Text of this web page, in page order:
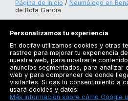
Página de inicio Neumólogo en
de Rota Garcia
Registrarse
Docfav
Personalizamos tu experiencia
En docfav utilizamos cookies y otras
rastreo para mejorar tu experiencia
nuestra web, para mostrarte
anuncios segmentados, para analizar
web y para comprender de donde
visitantes. Si das tu consentimiento a
usará cookies y datos:
Más información sobre cómo Google